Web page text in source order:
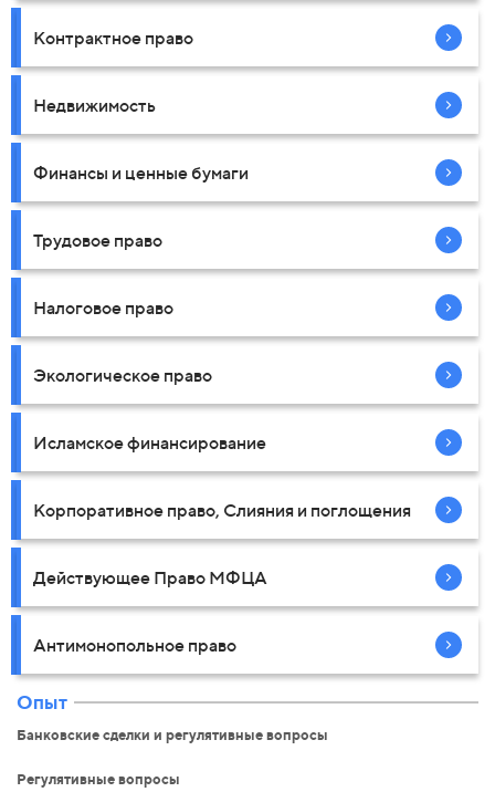
Контрактное право
Недвижимость
Финансы и ценные бумаги
Трудовое право
Налоговое право
Экологическое право
Исламское финансирование
Корпоративное право, Слияния и поглощения
Действующее Право МФЦА
Антимонопольное право
Опыт
Банковские сделки и регулятивные вопросы
Регулятивные вопросы